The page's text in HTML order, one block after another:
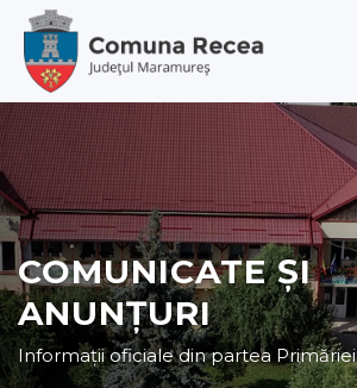
COMUNICATE ȘI
ANUNȚURI
Informații oficiale din partea Primăriei